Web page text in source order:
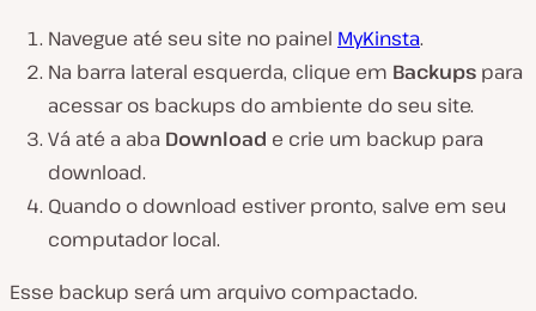
Navegue até seu site no painel MyKinsta.
Na barra lateral esquerda, clique em Backups para
acessar os backups do ambiente do seu site.
Vá até a aba Download e crie um backup para
download.
Quando o download estiver pronto, salve em seu
computador local.
Esse backup será um arquivo compactado.